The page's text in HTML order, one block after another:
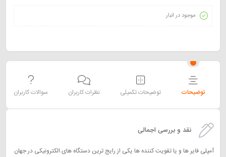
موجود در انبار
توضیحات توضیحات تکمیلی نظرات کاربران سوالات کاربران
نقد و بررسی اجمالی
آمپلی فایر ها و یا تقویت کننده ها یکی از رایج ترین دستگاه های الکترونیکی در جهان